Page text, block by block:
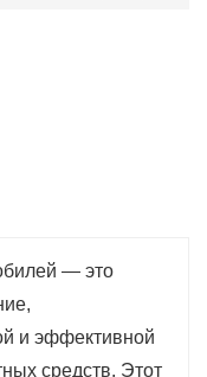
более
процедурах
средств.
на 6
типы
— это
и эффективной
средств. Этот